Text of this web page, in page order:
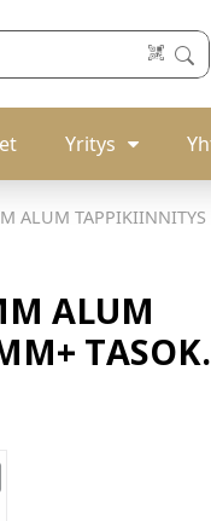
Yritys
ALUM
ALUM
TASOK.